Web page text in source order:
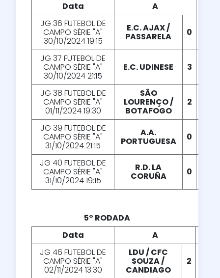
Data
A
JG 36 FUTEBOL DE
CAMPO SÉRIE "A"
30/10/2024 19:15
E.C. AJAX /
PASSARELA 0
JG 37 FUTEBOL DE
CAMPO SÉRIE "A"
30/10/2024 21:15
E.C. UDINESE 3
JG 38 FUTEBOL DE
CAMPO SÉRIE "A"
01/11/2024 19:30
SÃO
LOURENÇO /
BOTAFOGO
2
JG 39 FUTEBOL DE
CAMPO SÉRIE "A"
31/10/2024 21:15
A.A.
PORTUGUESA 0
JG 40 FUTEBOL DE
CAMPO SÉRIE "A"
31/10/2024 19:15
R.D. LA
CORUÑA 0
5° RODADA
Data
A
JG 46 FUTEBOL DE
CAMPO SÉRIE "A"
02/11/2024 13:30
LDU / CFC
SOUZA /
CANDIAGO
2